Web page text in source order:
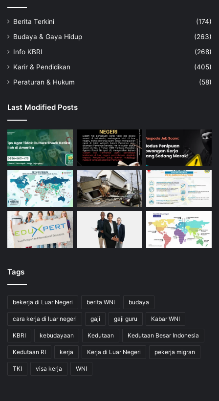
Berita Terkini
(174)
Budaya & Gaya Hidup
(263)
Info KBRI
(268)
Karir & Pendidikan
(405)
Peraturan & Hukum
(58)
Last Modified Posts
Tags
bekerja di Luar Negeri berita WNI budaya
cara kerja di luar negeri gaji gaji guru Kabar WNI
KBRI kebudayaan Kedutaan Kedutaan Besar Indonesia
Kedutaan RI kerja Kerja di Luar Negeri pekerja migran
TKI visa kerja WNI